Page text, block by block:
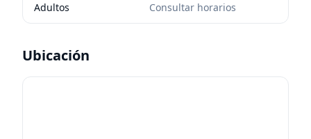
Adultos Consultar horarios
Ubicación